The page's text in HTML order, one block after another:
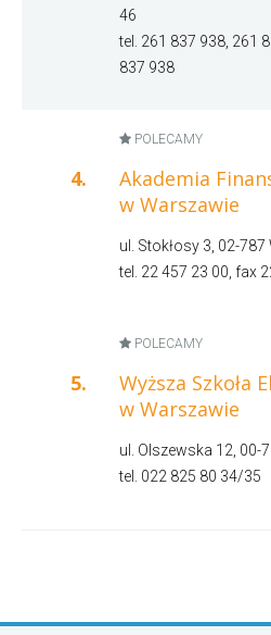
46
tel. 261 837 938, 261
837 938
POLECAMY
4.
Akademia
w Warszawie
ul. Stokłosy 3, 02-
tel. 22 457 23 00, fax
POLECAMY
5.
Wyższa Szkoła
w Warszawie
ul. Olszewska 12, 00-
tel. 022 825 80 34/35